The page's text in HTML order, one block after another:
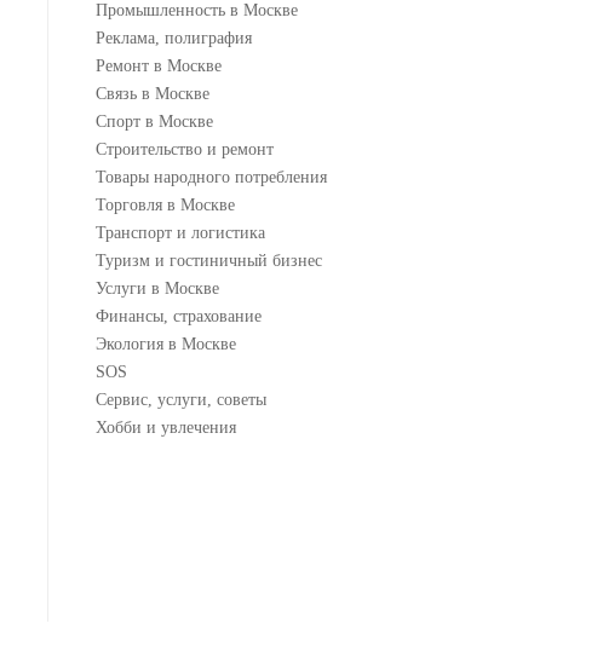
Промышленность в Москве
Реклама, полиграфия
Ремонт в Москве
Связь в Москве
Спорт в Москве
Строительство и ремонт
Товары народного потребления
Торговля в Москве
Транспорт и логистика
Туризм и гостиничный бизнес
Услуги в Москве
Финансы, страхование
Экология в Москве
SOS
Сервис, услуги, советы
Хобби и увлечения